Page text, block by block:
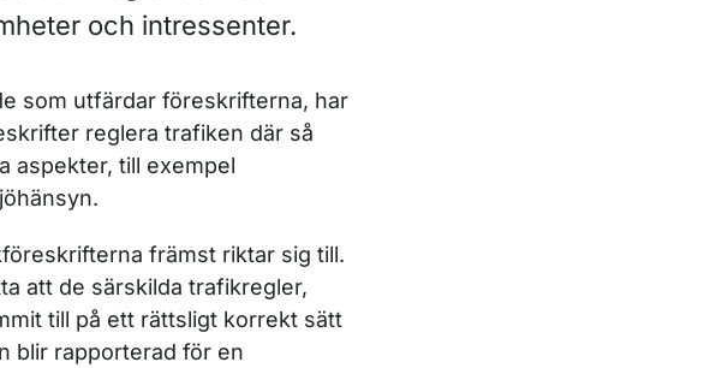
och intressenter.
som utfärdar föreskrifterna, har
reglera trafiken där så
aspekter, till exempel
främst riktar sig till.
att de särskilda trafikregler,
till på ett rättsligt korrekt sätt
blir rapporterad för en